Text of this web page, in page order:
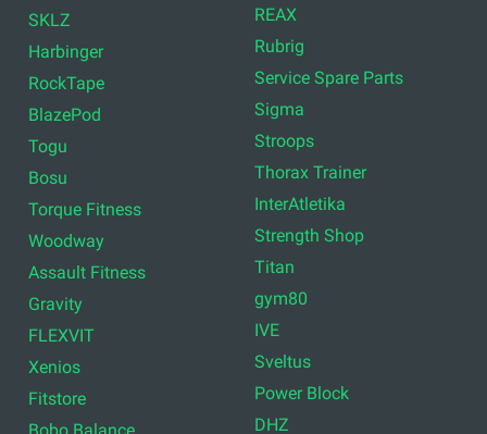
SKLZ
Harbinger
RockTape
BlazePod
Togu
Bosu
Torque Fitness
Woodway
Assault Fitness
Gravity
FLEXVIT
Xenios
Fitstore
Bobo Balance
REAX
Rubrig
Service Spare Parts
Sigma
Stroops
Thorax Trainer
InterAtletika
Strength Shop
Titan
gym80
IVE
Sveltus
Power Block
DHZ